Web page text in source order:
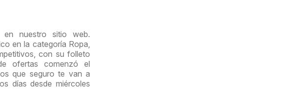
en nuestro sitio web.
en la categoría Ropa,
con su folleto
ofertas comenzó el
que seguro te van a
días desde miércoles